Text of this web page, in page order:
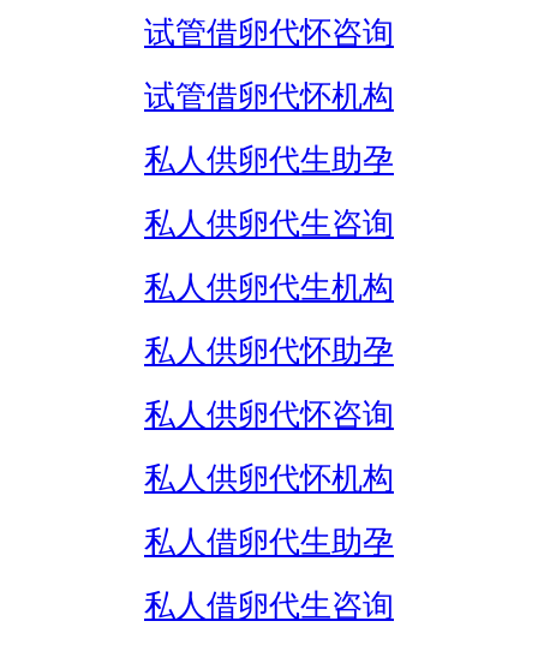
试管借卵代怀咨询
试管借卵代怀机构
私人供卵代生助孕
私人供卵代生咨询
私人供卵代生机构
私人供卵代怀助孕
私人供卵代怀咨询
私人供卵代怀机构
私人借卵代生助孕
私人借卵代生咨询